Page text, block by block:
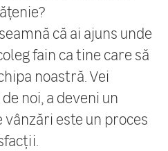
că ai ajuns unde
fain ca tine care să
noastră. Vei
noi, a deveni un
este un proces